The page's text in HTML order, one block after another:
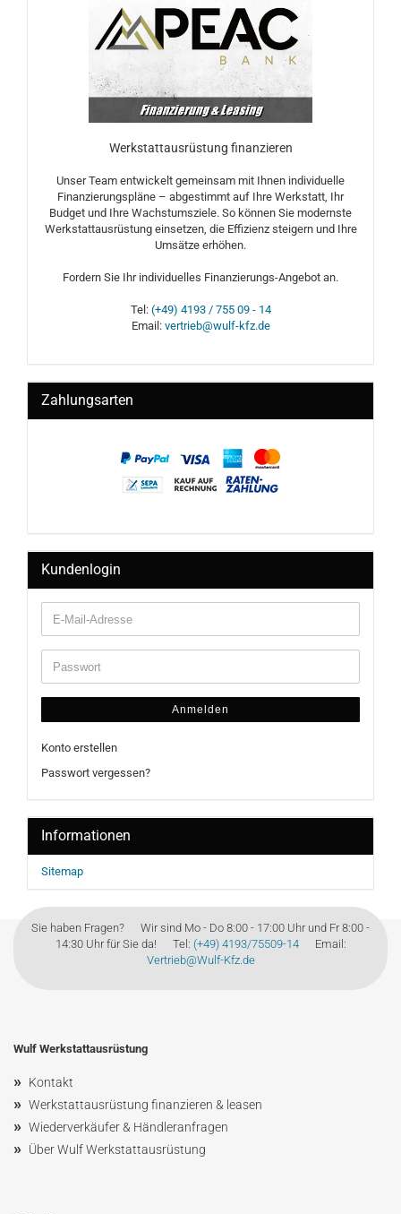
Werkstattausrüstung finanzieren
Unser Team entwickelt gemeinsam mit Ihnen individuelle
Finanzierungspläne – abgestimmt auf Ihre Werkstatt, Ihr
Budget und Ihre Wachstumsziele. So können Sie modernste
Werkstattausrüstung einsetzen, die Effizienz steigern und Ihre
Umsätze erhöhen.
Fordern Sie Ihr individuelles Finanzierungs-Angebot an.
Tel: (+49) 4193 / 755 09 - 14
Email: vertrieb@wulf-kfz.de
Zahlungsarten
Kundenlogin
Anmelden
Konto erstellen
Passwort vergessen?
Informationen
Sitemap
Sie haben Fragen? Wir sind Mo - Do 8:00 - 17:00 Uhr und Fr 8:00 -
14:30 Uhr für Sie da! Tel: (+49) 4193/75509-14Email:
Vertrieb@Wulf-Kfz.de
Wulf Werkstattausrüstung
» Kontakt
» Werkstattausrüstung finanzieren & leasen
» Wiederverkäufer & Händleranfragen
» Über Wulf Werkstattausrüstung